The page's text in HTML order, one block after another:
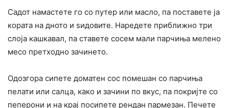
Садот намастете го со путер или масло, па поставете ја
кората на дното и ѕидовите. Наредете приближно три
слоја кашкавал, па ставете сосем мали парчиња мелено
месо претходно зачинето.
Одозгора сипете доматен сос помешан со парчиња
пелати или салца, како и зачини по вкус, па покријте со
пеперони и на крај посипете рендан пармезан. Печете